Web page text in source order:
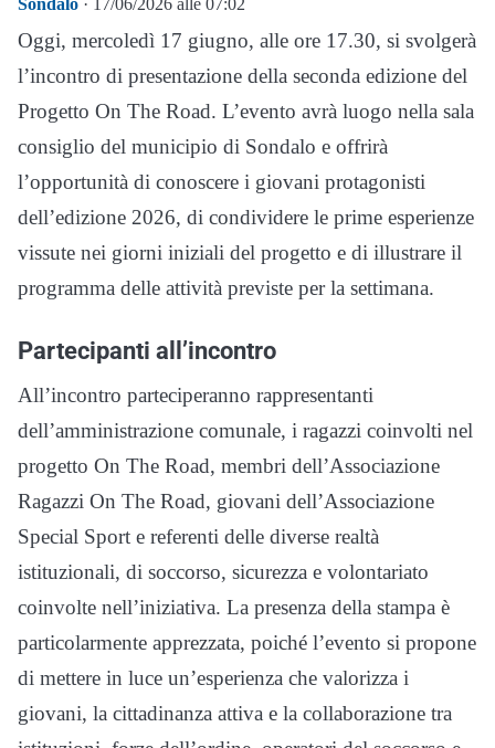
Sondalo · 17/06/2026 alle 07:02
Oggi, mercoledì 17 giugno, alle ore 17.30, si svolgerà
l’incontro di presentazione della seconda edizione del
Progetto On The Road. L’evento avrà luogo nella sala
consiglio del municipio di Sondalo e offrirà
l’opportunità di conoscere i giovani protagonisti
dell’edizione 2026, di condividere le prime esperienze
vissute nei giorni iniziali del progetto e di illustrare il
programma delle attività previste per la settimana.
Partecipanti all’incontro
All’incontro parteciperanno rappresentanti
dell’amministrazione comunale, i ragazzi coinvolti nel
progetto On The Road, membri dell’Associazione
Ragazzi On The Road, giovani dell’Associazione
Special Sport e referenti delle diverse realtà
istituzionali, di soccorso, sicurezza e volontariato
coinvolte nell’iniziativa. La presenza della stampa è
particolarmente apprezzata, poiché l’evento si propone
di mettere in luce un’esperienza che valorizza i
giovani, la cittadinanza attiva e la collaborazione tra